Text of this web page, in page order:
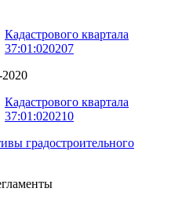
Кадастрового квартала
37:01:020207
2020
Кадастрового квартала
37:01:020210
градостроительного